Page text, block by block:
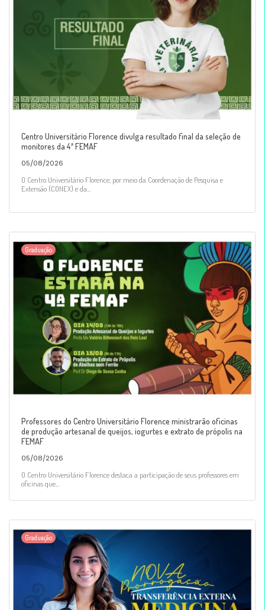
Centro Universitário Florence divulga resultado final da seleção de
monitores da 4ª FEMAF
05/08/2026
O Centro Universitário Florence, por meio da Coordenação de Pesquisa e
Extensão (CONEX) e da...
Graduação
Professores do Centro Universitário Florence ministrarão oficinas
de produção artesanal de queijos, iogurtes e extrato de própolis na
FEMAF
05/08/2026
O Centro Universitário Florence destaca a participação de seus professores em
oficinas que...
Graduação